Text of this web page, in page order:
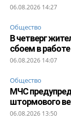
06.08.2026 14:27
Общество
В четверг
сбоем в
06.08.2026 14:07
Общество
МЧС
штормового
06.08.2026 13:50